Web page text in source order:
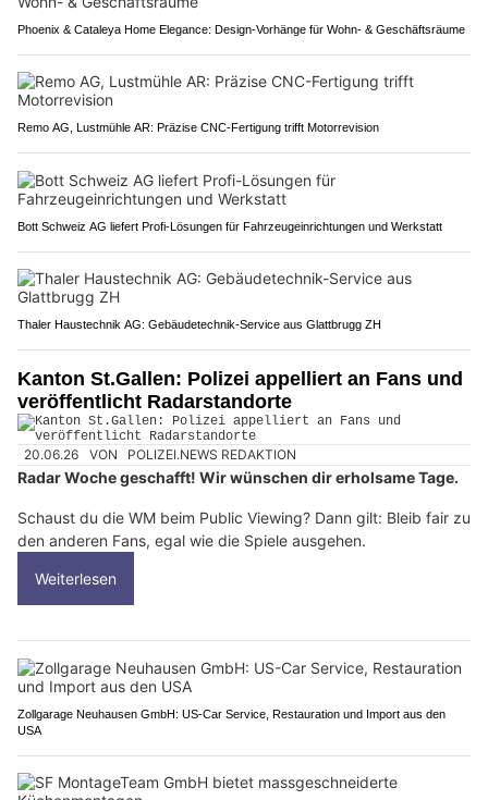
Phoenix & Cataleya Home Elegance: Design-Vorhänge für Wohn- & Geschäftsräume
Remo AG, Lustmühle AR: Präzise CNC-Fertigung trifft Motorrevision
Bott Schweiz AG liefert Profi-Lösungen für Fahrzeugeinrichtungen und Werkstatt
Thaler Haustechnik AG: Gebäudetechnik-Service aus Glattbrugg ZH
Kanton St.Gallen: Polizei appelliert an Fans und
veröffentlicht Radarstandorte
20.06.26 VON POLIZEI.NEWS REDAKTION
Radar Woche geschafft! Wir wünschen dir erholsame Tage.
Schaust du die WM beim Public Viewing? Dann gilt: Bleib fair zu
den anderen Fans, egal wie die Spiele ausgehen.
Weiterlesen
Zollgarage Neuhausen GmbH: US-Car Service, Restauration und Import aus den
USA